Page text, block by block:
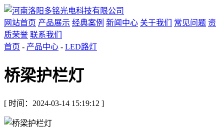
网站首页 产品展示 经典案例 新闻中心 关于我们 常见问题 资
质荣誉 联系我们
首页 - 产品中心 - LED路灯
桥梁护栏灯
[ 时间：2024-03-14 15:19:12 ]